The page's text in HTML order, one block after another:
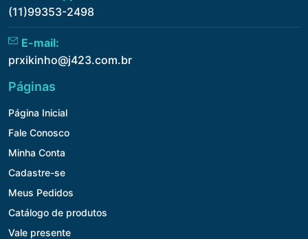
(11)99353-2498
E-mail:
prxikinho@j423.com.br
Páginas
Página Inicial
Fale Conosco
Minha Conta
Cadastre-se
Meus Pedidos
Catálogo de produtos
Vale presente